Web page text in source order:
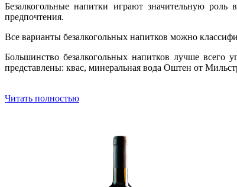
Безалкогольные напитки играют значительную роль
предпочтения.
Все варианты безалкогольных напитков можно
Большинство безалкогольных напитков лучше всего
представлены: квас, минеральная вода Оштен от
Читать полностью